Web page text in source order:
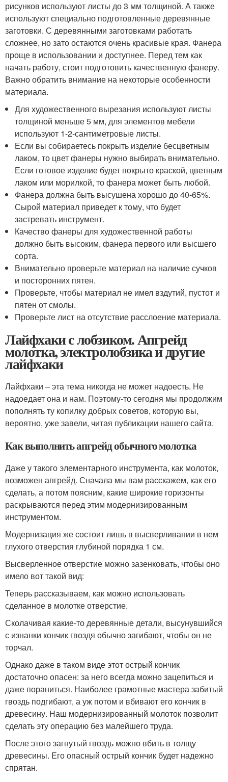
рисунков используют листы до 3 мм толщиной. А также
используют специально подготовленные деревянные
заготовки. С деревянными заготовками работать
сложнее, но зато остаются очень красивые края. Фанера
проще в использовании и доступнее. Перед тем как
начать работу, стоит подготовить качественную фанеру.
Важно обратить внимание на некоторые особенности
материала.
Для художественного вырезания используют листы
толщиной меньше 5 мм, для элементов мебели
используют 1-2-сантиметровые листы.
Если вы собираетесь покрыть изделие бесцветным
лаком, то цвет фанеры нужно выбирать внимательно.
Если готовое изделие будет покрыто краской, цветным
лаком или морилкой, то фанера может быть любой.
Фанера должна быть высушена хорошо до 40-65%.
Сырой материал приведет к тому, что будет
застревать инструмент.
Качество фанеры для художественной работы
должно быть высоким, фанера первого или высшего
сорта.
Внимательно проверьте материал на наличие сучков
и посторонних пятен.
Проверьте, чтобы материал не имел вздутий, пустот и
пятен от смолы.
Проверьте лист на отсутствие расслоение материала.
Лайфхаки с лобзиком. Апгрейд
молотка, электролобзика и другие
лайфхаки
Лайфхаки – эта тема никогда не может надоесть. Не
надоедает она и нам. Поэтому-то сегодня мы продолжим
пополнять ту копилку добрых советов, которую вы,
вероятно, уже завели, читая публикации нашего сайта.
Как выполнить апгрейд обычного молотка
Даже у такого элементарного инструмента, как молоток,
возможен апгрейд. Сначала мы вам расскажем, как его
сделать, а потом поясним, какие широкие горизонты
раскрываются перед этим модернизированным
инструментом.
Модернизация же состоит лишь в высверливании в нем
глухого отверстия глубиной порядка 1 см.
Высверленное отверстие можно зазенковать, чтобы оно
имело вот такой вид:
Теперь рассказываем, как можно использовать
сделанное в молотке отверстие.
Сколачивая какие-то деревянные детали, высунувшийся
с изнанки кончик гвоздя обычно загибают, чтобы он не
торчал.
Однако даже в таком виде этот острый кончик
достаточно опасен: за него всегда можно зацепиться и
даже пораниться. Наиболее грамотные мастера забитый
гвоздь подгибают, а уж потом и вбивают его кончик в
древесину. Наш модернизированный молоток позволит
сделать эту операцию без малейшего труда.
После этого загнутый гвоздь можно вбить в толщу
древесины. Его опасный острый кончик будет надежно
спрятан.